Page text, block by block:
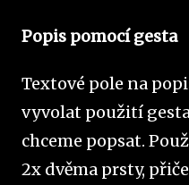
Popis pomocí gesta
Textové pole na
vyvolat použití
chceme popsat.
2x dvěma prsty,